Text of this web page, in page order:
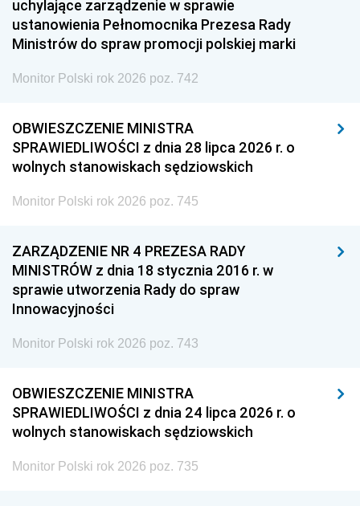
uchylające zarządzenie w sprawie
ustanowienia Pełnomocnika Prezesa Rady
Ministrów do spraw promocji polskiej marki
Monitor Polski rok 2026 poz. 742
OBWIESZCZENIE MINISTRA
SPRAWIEDLIWOŚCI z dnia 28 lipca 2026 r. o
wolnych stanowiskach sędziowskich
Monitor Polski rok 2026 poz. 745
ZARZĄDZENIE NR 4 PREZESA RADY
MINISTRÓW z dnia 18 stycznia 2016 r. w
sprawie utworzenia Rady do spraw
Innowacyjności
Monitor Polski rok 2026 poz. 743
OBWIESZCZENIE MINISTRA
SPRAWIEDLIWOŚCI z dnia 24 lipca 2026 r. o
wolnych stanowiskach sędziowskich
Monitor Polski rok 2026 poz. 735